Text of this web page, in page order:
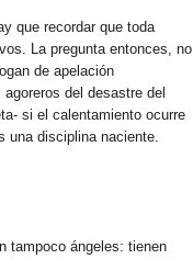
que recordar que toda
La pregunta entonces, no
de apelación
del desastre del
si el calentamiento ocurre
una disciplina naciente.
tampoco ángeles: tienen